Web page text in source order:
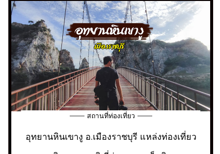
สถานที่ท่องเที่ยว
อุทยานหินเขางู อ.เมืองราชบุรี แหล่งท่องเที่ยว